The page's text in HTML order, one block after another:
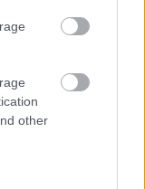
other